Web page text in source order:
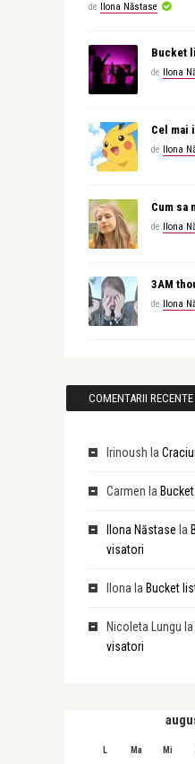
de Ilona Năstase
Bucket
de Ilona
Cel mai
de Ilona
Cum sa
de Ilona
3AM
de Ilona
COMENTARII RECENTE
Irinoush la
Carmen la
Ilona Năstase la
visatori
Ilona la Bucket
Nicoleta Lungu la
visatori
L Ma Mi